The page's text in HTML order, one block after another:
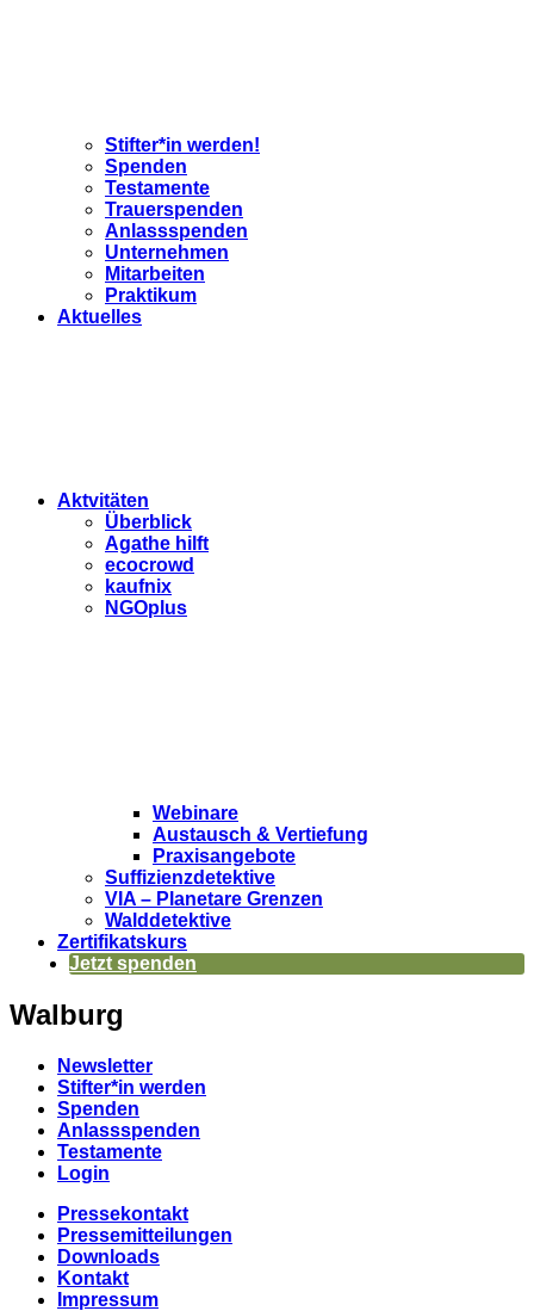
Stifter*in werden!
Spenden
Testamente
Trauerspenden
Anlassspenden
Unternehmen
Mitarbeiten
Praktikum
Aktuelles
Aktvitäten
Überblick
Agathe hilft
ecocrowd
kaufnix
NGOplus
Webinare
Austausch & Vertiefung
Praxisangebote
Suffizienzdetektive
VIA – Planetare Grenzen
Walddetektive
Zertifikatskurs
Jetzt spenden
Walburg
Newsletter
Stifter*in werden
Spenden
Anlassspenden
Testamente
Login
Pressekontakt
Pressemitteilungen
Downloads
Kontakt
Impressum